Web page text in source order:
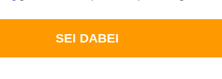
SEI DABEI